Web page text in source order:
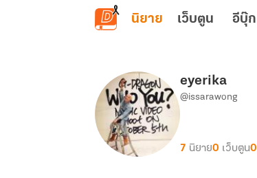
ข้ามไปยังเนื้อหาหลัก
นิยาย เว็บตูน อีบุ๊ก
eyerika
@issarawong
7 นิยาย0 เว็บตูน0